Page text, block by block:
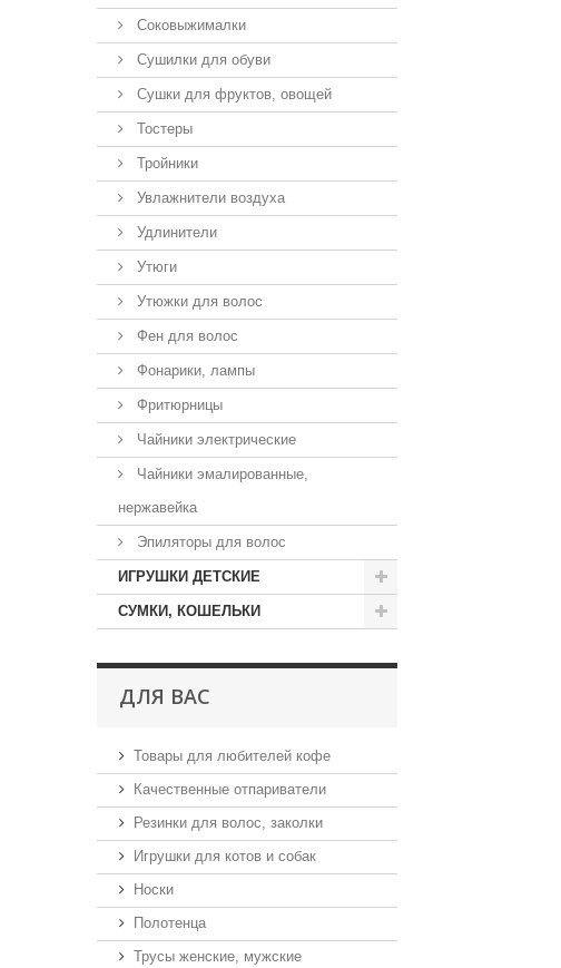
Соковыжималки
Сушилки для обуви
Сушки для фруктов, овощей
Тостеры
Тройники
Увлажнители воздуха
Удлинители
Утюги
Утюжки для волос
Фен для волос
Фонарики, лампы
Фритюрницы
Чайники электрические
Чайники эмалированные,
нержавейка
Эпиляторы для волос
ИГРУШКИ ДЕТСКИЕ
СУМКИ, КОШЕЛЬКИ
ДЛЯ ВАС
Товары для любителей кофе
Качественные отпариватели
Резинки для волос, заколки
Игрушки для котов и собак
Носки
Полотенца
Трусы женские, мужские